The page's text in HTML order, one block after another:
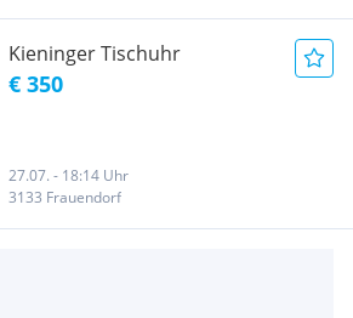
Kieninger Tischuhr
€ 350
27.07. - 18:14 Uhr
3133 Frauendorf